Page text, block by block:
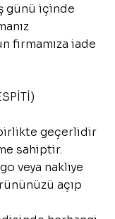
günü içinde
firmamıza iade
geçerlidir
sahiptir.
veya nakliye
açıp